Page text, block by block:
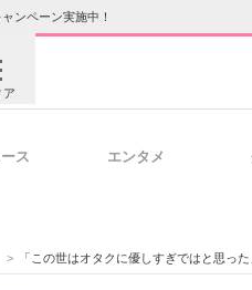
ンペーン実施中！
ア
ス エンタメ
> 「この世はオタクに優しすぎではと思